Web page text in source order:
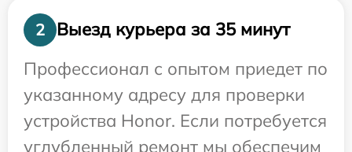
2
Выезд курьера за 35 минут
Профессионал с опытом приедет по
указанному адресу для проверки
устройства Honor. Если потребуется
углубленный ремонт мы обеспечим